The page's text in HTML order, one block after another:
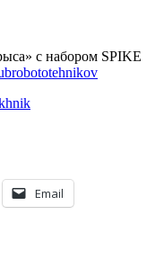
с набором SPIKE
Email